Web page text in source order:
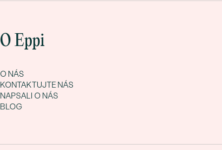
O Eppi
O NÁS
KONTAKTUJTE NÁS
NAPSALI O NÁS
BLOG